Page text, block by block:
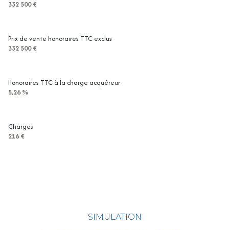
332 500 €
Prix de vente honoraires TTC exclus
332 500 €
Honoraires TTC à la charge acquéreur
5,26 %
Charges
216 €
SIMULATION